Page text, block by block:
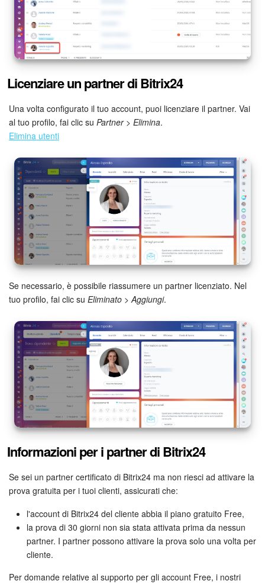
Licenziare un partner di Bitrix24
Una volta configurato il tuo account, puoi licenziare il partner. Vai
al tuo profilo, fai clic su Partner> Elimina.
Elimina utenti
Se necessario, è possibile riassumere un partner licenziato. Nel
tuo profilo, fai clic su Eliminato > Aggiungi.
Informazioni per i partner di Bitrix24
Se sei un partner certificato di Bitrix24 ma non riesci ad attivare la
prova gratuita per i tuoi clienti, assicurati che:
l'account di Bitrix24 del cliente abbia il piano gratuito Free,
la prova di 30 giorni non sia stata attivata prima da nessun
partner. I partner possono attivare la prova solo una volta per
cliente.
Per domande relative al supporto per gli account Free, i nostri